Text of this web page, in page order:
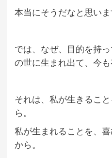
本当にそうだなと思いま
では、なぜ、目的を持
の世に生まれ出て、今も
それは、私が生きるこ
ら。
私が生まれることを、
から。